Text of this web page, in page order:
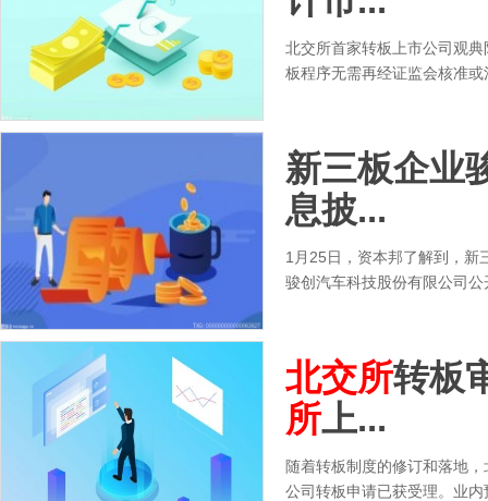
北交所首家转板上市公司观
板程序无需再经证监会核准
新三板企业
息披...
1月25日，资本邦了解到，新
骏创汽车科技股份有限公司
北交所转板
所上...
随着转板制度的修订和落地
公司转板申请已获受理。业